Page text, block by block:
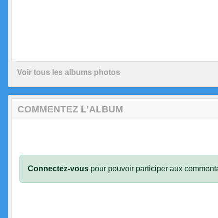
Voir tous les albums photos
COMMENTEZ L'ALBUM
Connectez-vous pour pouvoir participer aux